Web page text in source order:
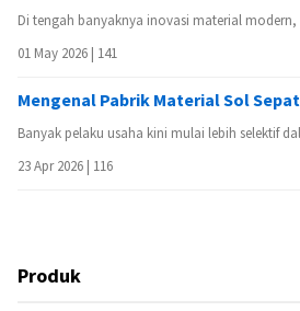
Di tengah banyaknya inovasi material modern,
01 May 2026 | 141
Mengenal Pabrik Material Sol
Banyak pelaku usaha kini mulai lebih selektif
23 Apr 2026 | 116
Produk